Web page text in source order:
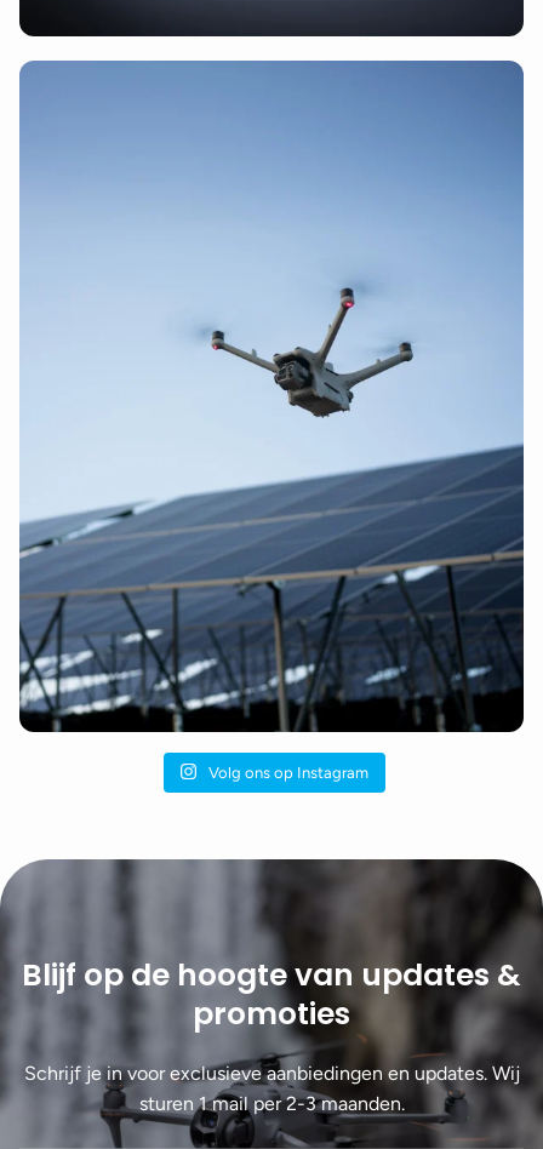
Volg ons op Instagram
Blijf op de hoogte van updates &
promoties
Schrijf je in voor exclusieve aanbiedingen en updates. Wij
sturen 1 mail per 2-3 maanden.